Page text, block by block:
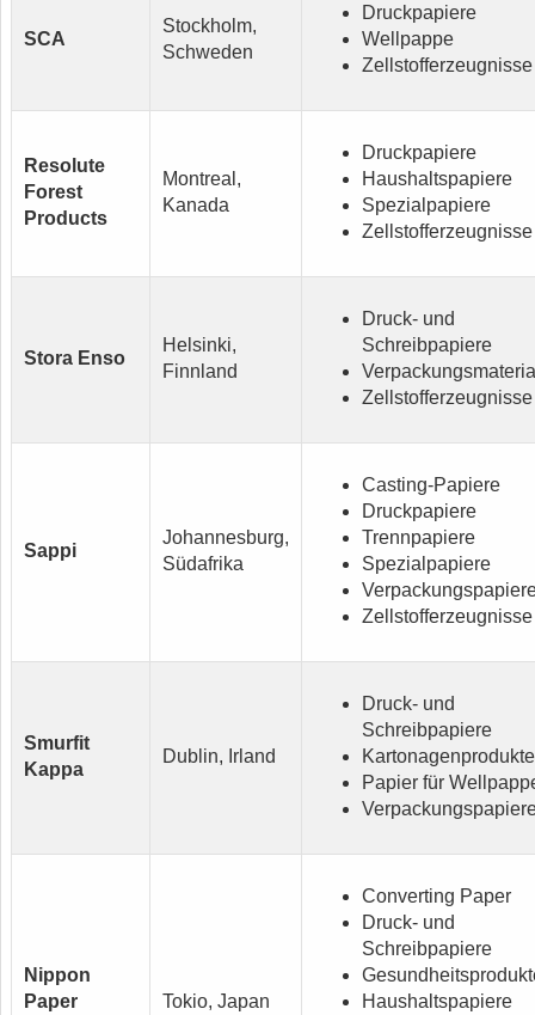
SCA
Stockholm,
Schweden
Druckpapiere
Wellpappe
Zellstofferzeugnisse
Resolute
Forest
Products
Montreal,
Kanada
Druckpapiere
Haushaltspapiere
Spezialpapiere
Zellstofferzeugnisse
Stora Enso
Helsinki,
Finnland
Druck- und
Schreibpapiere
Zellstofferzeugnisse
Sappi
Johannesburg,
Südafrika
Casting-Papiere
Druckpapiere
Trennpapiere
Spezialpapiere
Zellstofferzeugnisse
Smurfit
Kappa
Dublin, Irland
Druck- und
Schreibpapiere
Kartonagenprodukte
Papier für
Nippon
Paper
Tokio, Japan
Converting Paper
Druck- und
Schreibpapiere
Haushaltspapiere